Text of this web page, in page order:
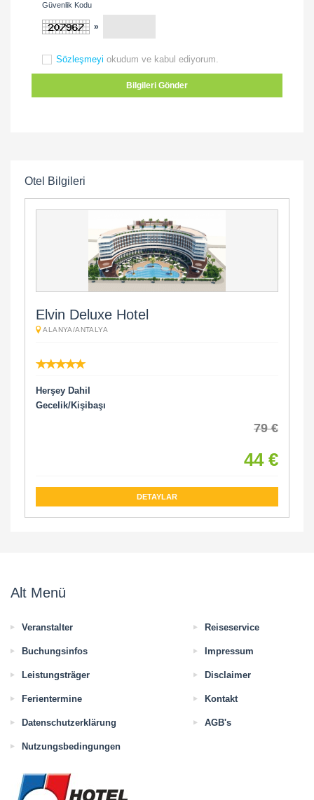
Güvenlik Kodu
»
Sözleşmeyi okudum ve kabul ediyorum.
Bilgileri Gönder
Otel Bilgileri
Elvin Deluxe Hotel
ALANYA/ANTALYA
Herşey Dahil
Gecelik/Kişibaşı
79 €
44 €
DETAYLAR
Alt Menü
Veranstalter Reiseservice
Buchungsinfos Impressum
Leistungsträger Disclaimer
Ferientermine Kontakt
Datenschutzerklärung AGB's
Nutzungsbedingungen